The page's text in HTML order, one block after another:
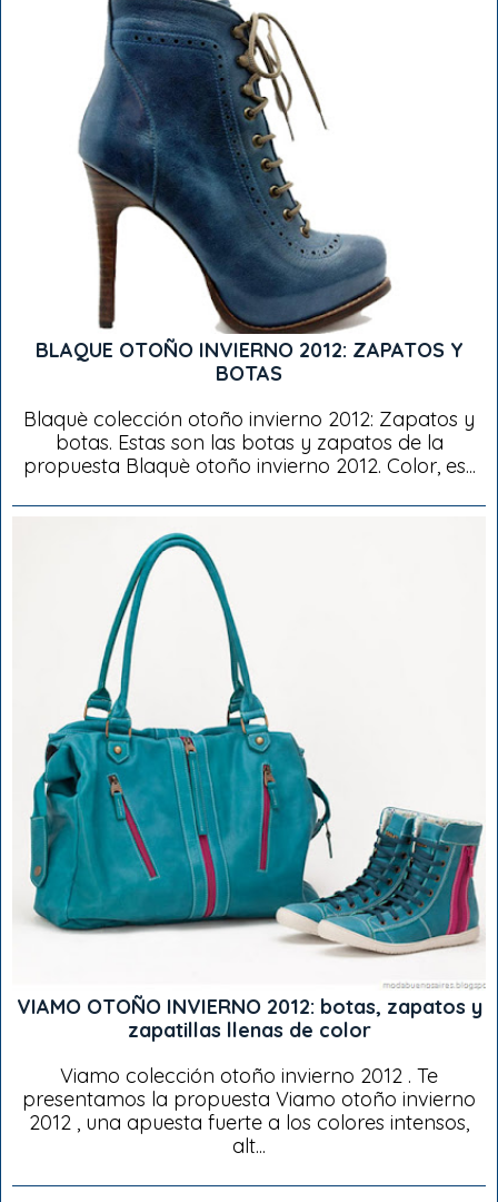
BLAQUE OTOÑO INVIERNO 2012: ZAPATOS Y
BOTAS
Blaquè colección otoño invierno 2012: Zapatos y
botas. Estas son las botas y zapatos de la
propuesta Blaquè otoño invierno 2012. Color, es...
VIAMO OTOÑO INVIERNO 2012: botas, zapatos y
zapatillas llenas de color
Viamo colección otoño invierno 2012 . Te
presentamos la propuesta Viamo otoño invierno
2012 , una apuesta fuerte a los colores intensos,
alt...